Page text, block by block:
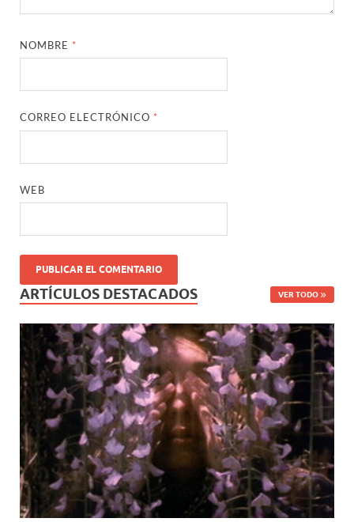
NOMBRE *
CORREO ELECTRÓNICO *
WEB
ARTÍCULOS DESTACADOS VER TODO